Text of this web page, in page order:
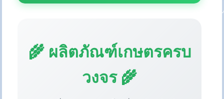
🌾 ผลิตภัณฑ์เกษตรครบ
วงจร 🌾